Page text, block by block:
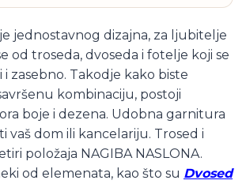
jednostavnog dizajna, za ljubitelje
od troseda, dvoseda i fotelje koji se
zasebno. Takodje kako biste
kombinaciju, postoji
boje i dezena. Udobna garnitura
vaš dom ili kancelariju. Trosed i
položaja NAGIBA NASLONA.
od elemenata, kao što su Dvosed